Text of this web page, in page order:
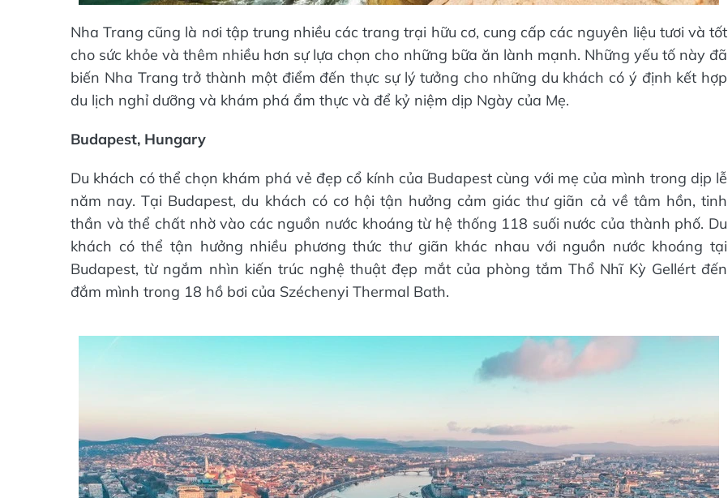
Nha Trang cũng là nơi tập trung nhiều các trang trại hữu cơ, cung cấp các nguyên liệu tươi và tốt
cho sức khỏe và thêm nhiều hơn sự lựa chọn cho những bữa ăn lành mạnh. Những yếu tố này đã
biến Nha Trang trở thành một điểm đến thực sự lý tưởng cho những du khách có ý định kết hợp
du lịch nghỉ dưỡng và khám phá ẩm thực và để kỷ niệm dịp Ngày của Mẹ.
Budapest, Hungary
Du khách có thể chọn khám phá vẻ đẹp cổ kính của Budapest cùng với mẹ của mình trong dịp lễ
năm nay. Tại Budapest, du khách có cơ hội tận hưởng cảm giác thư giãn cả về tâm hồn, tinh
thần và thể chất nhờ vào các nguồn nước khoáng từ hệ thống 118 suối nước của thành phố. Du
khách có thể tận hưởng nhiều phương thức thư giãn khác nhau với nguồn nước khoáng tại
Budapest, từ ngắm nhìn kiến trúc nghệ thuật đẹp mắt của phòng tắm Thổ Nhĩ Kỳ Gellért đến
đắm mình trong 18 hồ bơi của Széchenyi Thermal Bath.